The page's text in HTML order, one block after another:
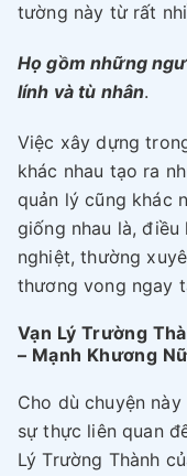
tường này từ rất
Họ gồm những
lính và tù nhân.
Việc xây dựng
khác nhau tạo ra
quản lý cũng khác
giống nhau là,
nghiệt, thường
thương vong ngay
Vạn Lý Trường
– Mạnh Khương
Cho dù chuyện
sự thực liên quan
Lý Trường Thành